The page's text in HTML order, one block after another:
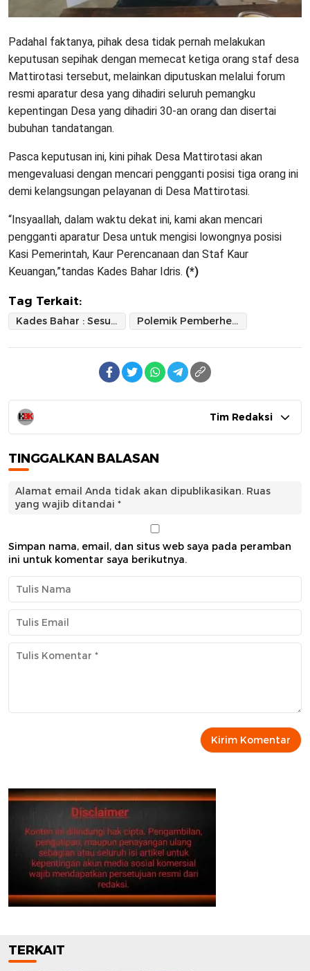
Padahal faktanya, pihak desa tidak pernah melakukan
keputusan sepihak dengan memecat ketiga orang staf desa
Mattirotasi tersebut, melainkan diputuskan melalui forum
resmi aparatur desa yang dihadiri seluruh pemangku
kepentingan Desa yang dihadiri 30-an orang dan disertai
bubuhan tandatangan.
Pasca keputusan ini, kini pihak Desa Mattirotasi akan
mengevaluasi dengan mencari pengganti posisi tiga orang ini
demi kelangsungan pelayanan di Desa Mattirotasi.
“Insyaallah, dalam waktu dekat ini, kami akan mencari
pengganti aparatur Desa untuk mengisi lowongnya posisi
Kasi Pemerintah, Kaur Perencanaan dan Staf Kaur
Keuangan,”tandas Kades Bahar Idris. (*)
Tag Terkait:
Kades Bahar : Sesuai Aturan dan Kesepakatan Perangkat Desa Polemik Pemberhentian Staf Desa Mattirotasi
Tim Redaksi
TINGGALKAN BALASAN
Alamat email Anda tidak akan dipublikasikan. Ruas
yang wajib ditandai *
Simpan nama, email, dan situs web saya pada peramban
ini untuk komentar saya berikutnya.
TERKAIT